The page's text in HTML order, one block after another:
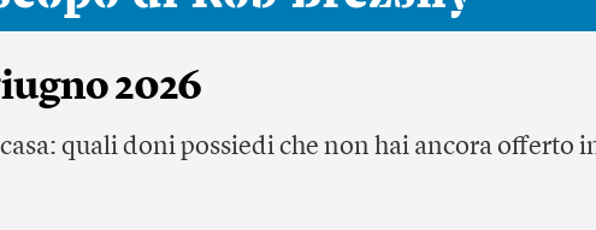
2026
quali doni possiedi che non hai ancora offerto